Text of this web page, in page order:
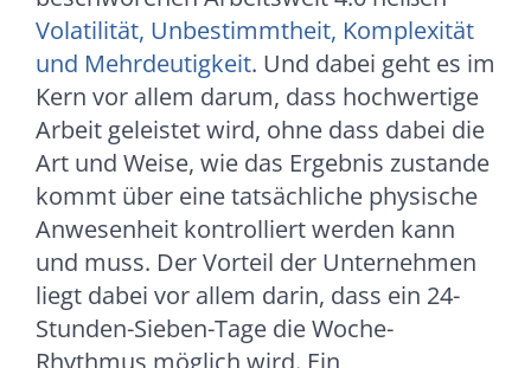
Volatilität, Unbestimmtheit, Komplexität
und Mehrdeutigkeit. Und dabei geht es im
Kern vor allem darum, dass hochwertige
Arbeit geleistet wird, ohne dass dabei die
Art und Weise, wie das Ergebnis zustande
kommt über eine tatsächliche physische
Anwesenheit kontrolliert werden kann
und muss. Der Vorteil der Unternehmen
liegt dabei vor allem darin, dass ein 24-
Stunden-Sieben-Tage die Woche-
Rhythmus möglich wird. Ein